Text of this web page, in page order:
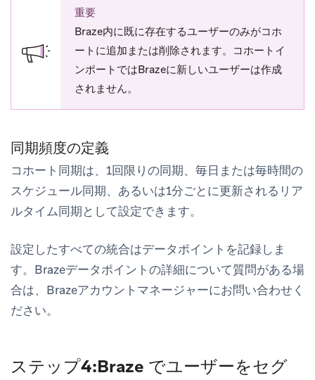
重要
Braze内に既に存在するユーザーのみがコホ
ートに追加または削除されます。コホートイ
ンポートではBrazeに新しいユーザーは作成
されません。
同期頻度の定義
コホート同期は、1回限りの同期、毎日または毎時間の
スケジュール同期、あるいは1分ごとに更新されるリア
ルタイム同期として設定できます。
設定したすべての統合はデータポイントを記録しま
す。Brazeデータポイントの詳細について質問がある場
合は、Brazeアカウントマネージャーにお問い合わせく
ださい。
ステップ4:Braze でユーザーをセグ